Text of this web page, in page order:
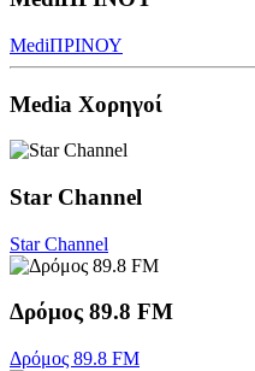
MediΠΡΙΝΟΥ
Media Χορηγοί
Star Channel
Star Channel
Δρόμος 89.8 FM
Δρόμος 89.8 FM